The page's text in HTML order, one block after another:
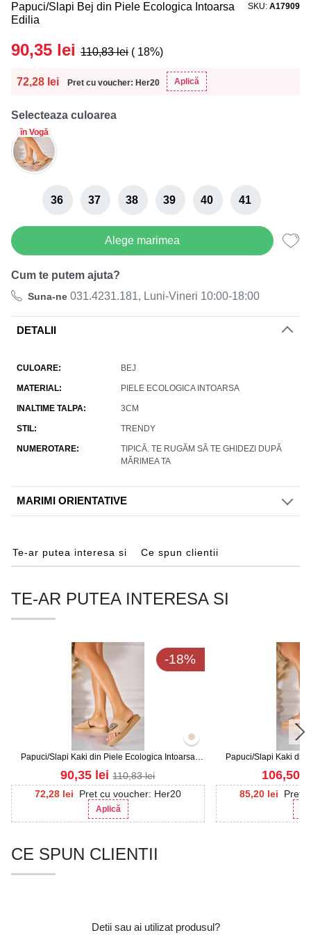
Papuci/Slapi Bej din Piele Ecologica Intoarsa
Edilia
SKU A17909
72,28 lei Pret cu voucher: Her20 Aplică
90,35 lei 110,83lei ( 18%)
Selecteaza culoarea
în Vogă
36 37 38 39 40 41
Alege marimea
Cum te putem ajuta?
Suna-ne 031.4231.181, Luni-Vineri 10:00-18:00
DETALII
CULOARE BEJ
MATERIAL PIELE ECOLOGICA INTOARSA
INALTIME TALPA 3CM
STIL TRENDY
NUMEROTARE
TIPICĂ. TE RUGĂM SĂ TE GHIDEZI DUPĂ
MĂRIMEA TA
MARIMI ORIENTATIVE
Te-ar putea interesa si Ce spun clientii
TE-AR PUTEA INTERESA SI
-18%
Papuci/Slapi Kaki din Piele Ecologica Intoarsa
Edilia
72,28 lei Pret cu voucher: Her20
Aplică
90,35 lei 110,83lei
Papuci/Slapi Kaki din
85,20 lei Pret
106,50
CE SPUN CLIENTII
Detii sau ai utilizat produsul?